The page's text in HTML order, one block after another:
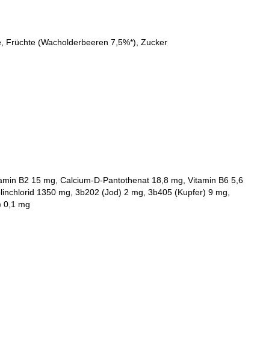
Früchte (Wacholderbeeren 7,5%*), Zucker
B2 15 mg, Calcium-D-Pantothenat 18,8 mg, Vitamin B6 5,6
1350 mg, 3b202 (Jod) 2 mg, 3b405 (Kupfer) 9 mg,
0,1 mg